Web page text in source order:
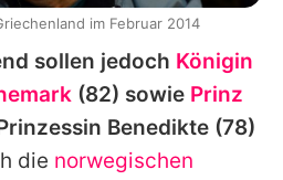
sollen jedoch Königin
(82) sowie Prinz
Benedikte (78)
die norwegischen
im Februar 2014